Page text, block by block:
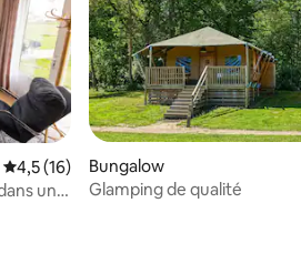
Évaluation moyenne sur la base de 16
4,5 (16)
une
Bungalow
Glamping de qualité